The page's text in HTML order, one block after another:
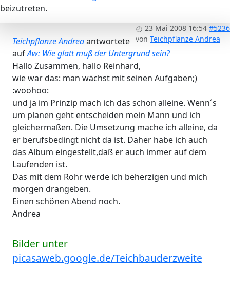
beizutreten.
23 Mai 2008 16:54 #5236
von Teichpflanze Andrea
Teichpflanze Andreaantwortete
aufAw: Wie glatt muß der Untergrund sein?
Hallo Zusammen, hallo Reinhard,
wie war das: man wächst mit seinen Aufgaben;)
:woohoo:
und ja im Prinzip mach ich das schon alleine. Wenn´s
um planen geht entscheiden mein Mann und ich
gleichermaßen. Die Umsetzung mache ich alleine, da
er berufsbedingt nicht da ist. Daher habe ich auch
das Album eingestellt,daß er auch immer auf dem
Laufenden ist.
Das mit dem Rohr werde ich beherzigen und mich
morgen drangeben.
Einen schönen Abend noch.
Andrea
Bilder unter
picasaweb.google.de/Teichbauderzweite